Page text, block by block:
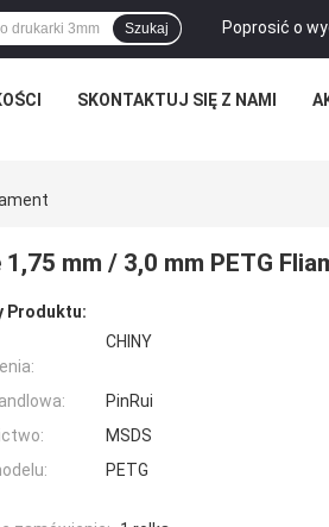
Poprosić o
Szukaj
SKONTAKTUJ SIĘ Z NAMI
mm / 3,0 mm PETG
Produktu:
CHINY
PinRui
MSDS
PETG